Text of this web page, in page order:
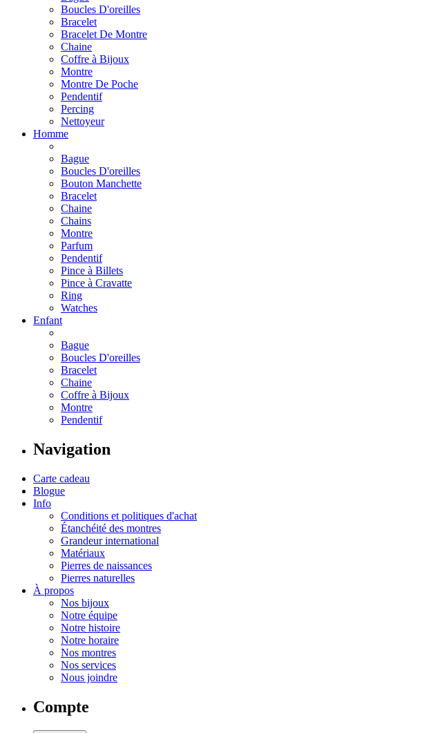
Boucles D'oreilles
Bracelet
Bracelet De Montre
Chaine
Coffre à Bijoux
Montre
Montre De Poche
Pendentif
Percing
Nettoyeur
Homme
Bague
Boucles D'oreilles
Bouton Manchette
Bracelet
Chaine
Chains
Montre
Parfum
Pendentif
Pince à Billets
Pince à Cravatte
Ring
Watches
Enfant
Bague
Boucles D'oreilles
Bracelet
Chaine
Coffre à Bijoux
Montre
Pendentif
Navigation
Carte cadeau
Blogue
Info
Conditions et politiques d'achat
Étanchéité des montres
Grandeur international
Matériaux
Pierres de naissances
Pierres naturelles
À propos
Nos bijoux
Notre équipe
Notre histoire
Notre horaire
Nos montres
Nos services
Nous joindre
Compte